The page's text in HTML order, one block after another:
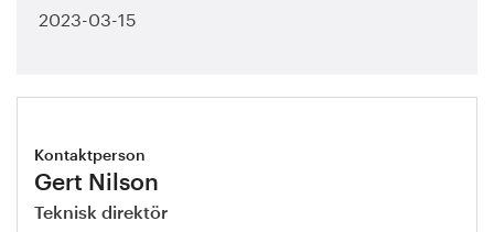
2023-03-15
Kontaktperson
Gert Nilson
Teknisk direktör